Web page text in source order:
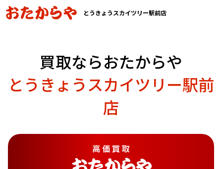
とうきょうスカイツリー駅前店
買取ならおたからや
とうきょうスカイツリー駅前
店